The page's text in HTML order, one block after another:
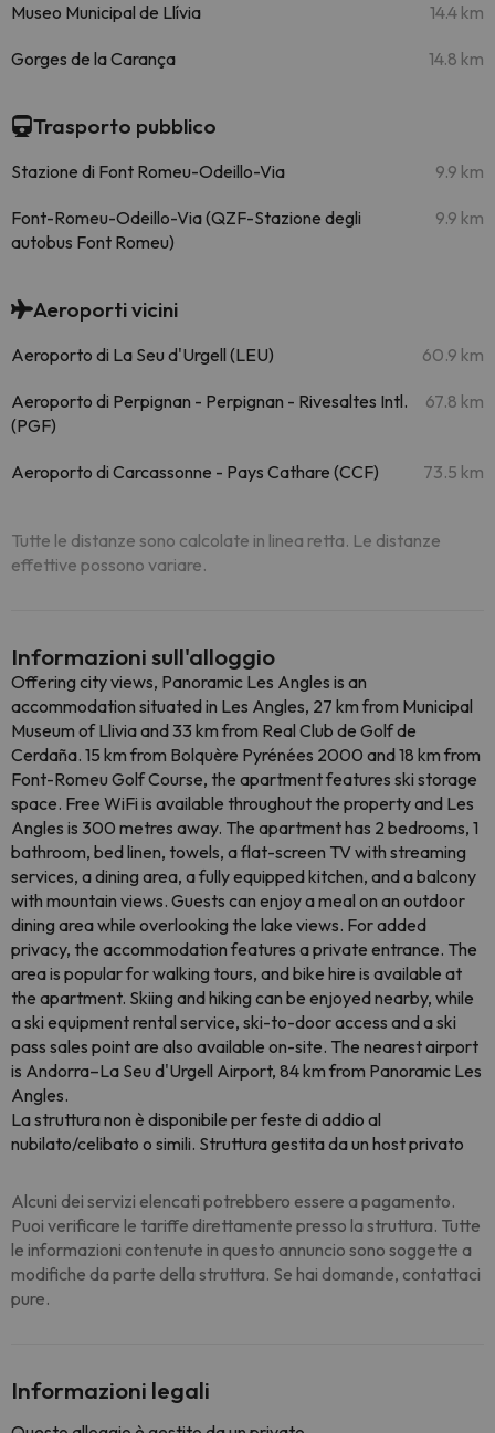
Museo Municipal de Llívia 14.4 km
Gorges de la Carança 14.8 km
Trasporto pubblico
Stazione di Font Romeu-Odeillo-Via 9.9 km
Font-Romeu-Odeillo-Via (QZF-Stazione degli
autobus Font Romeu)
9.9 km
Aeroporti vicini
Aeroporto di La Seu d'Urgell (LEU) 60.9 km
Aeroporto di Perpignan - Perpignan - Rivesaltes Intl.
(PGF)
67.8 km
Aeroporto di Carcassonne - Pays Cathare (CCF) 73.5 km
Tutte le distanze sono calcolate in linea retta. Le distanze
effettive possono variare.
Informazioni sull'alloggio
Offering city views, Panoramic Les Angles is an
accommodation situated in Les Angles, 27 km from Municipal
Museum of Llivia and 33 km from Real Club de Golf de
Cerdaña. 15 km from Bolquère Pyrénées 2000 and 18 km from
Font-Romeu Golf Course, the apartment features ski storage
space. Free WiFi is available throughout the property and Les
Angles is 300 metres away. The apartment has 2 bedrooms, 1
bathroom, bed linen, towels, a flat-screen TV with streaming
services, a dining area, a fully equipped kitchen, and a balcony
with mountain views. Guests can enjoy a meal on an outdoor
dining area while overlooking the lake views. For added
privacy, the accommodation features a private entrance. The
area is popular for walking tours, and bike hire is available at
the apartment. Skiing and hiking can be enjoyed nearby, while
a ski equipment rental service, ski-to-door access and a ski
pass sales point are also available on-site. The nearest airport
is Andorra–La Seu d'Urgell Airport, 84 km from Panoramic Les
Angles.
La struttura non è disponibile per feste di addio al
nubilato/celibato o simili. Struttura gestita da un host privato
Alcuni dei servizi elencati potrebbero essere a pagamento.
Puoi verificare le tariffe direttamente presso la struttura. Tutte
le informazioni contenute in questo annuncio sono soggette a
modifiche da parte della struttura. Se hai domande, contattaci
pure.
Informazioni legali